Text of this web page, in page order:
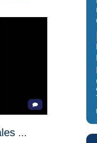
...